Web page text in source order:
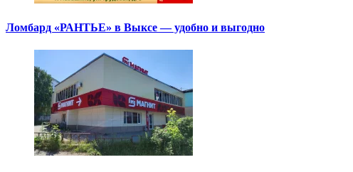
Ломбард «РАНТЬЕ» в Выксе — удобно и выгодно